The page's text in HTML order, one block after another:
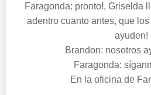
Faragonda: pronto!, Griselda
adentro cuanto antes, que
ayuden!
Brandon: nosotros
Faragonda:
En la oficina de